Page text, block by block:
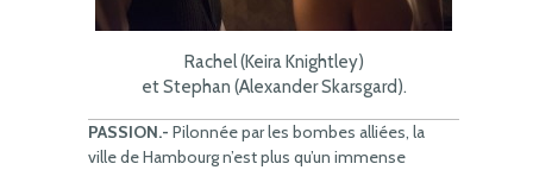
Rachel (Keira Knightley)
et Stephan (Alexander Skarsgard).
PASSION.- Pilonnée par les bombes alliées, la
ville de Hambourg n’est plus qu’un immense